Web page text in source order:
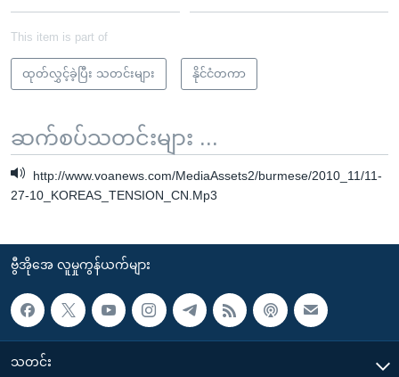
This item is part of
ထုတ်လွှင့်ခဲ့ပြီး သတင်းများ နိုင်ငံတကာ
ဆက်စပ်သတင်းများ ...
http://www.voanews.com/MediaAssets2/burmese/2010_11/11-
27-10_KOREAS_TENSION_CN.Mp3
ဗွီအိုအေ လူမှုကွန်ယက်များ
သတင်း